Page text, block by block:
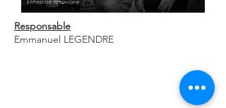
Responsable
Emmanuel LEGENDRE